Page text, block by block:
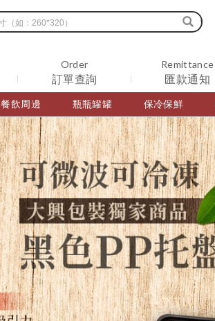
餐飲周邊 瓶瓶罐罐 保冷保鮮
Order
訂單查詢
Remittance
匯款通知